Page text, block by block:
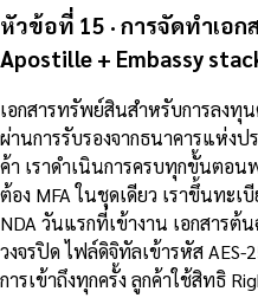
หัวข้อที่ 15 · การจัดทำเอ
Apostille + Embassy
เอกสารทรัพย์สินสำหรับการลงทุ
ผ่านการรับรองจากธนาคารแห่ง
ค้า เราดำเนินการครบทุกขั้นตอ
ต้อง MFA ในชุดเดียว เราขึ้นทะ
NDA วันแรกที่เข้างาน เอกสารต้
วงจรปิด ไฟล์ดิจิทัลเข้ารหัส
การเข้าถึงทุกครั้ง ลูกค้าใช้สิทธิ